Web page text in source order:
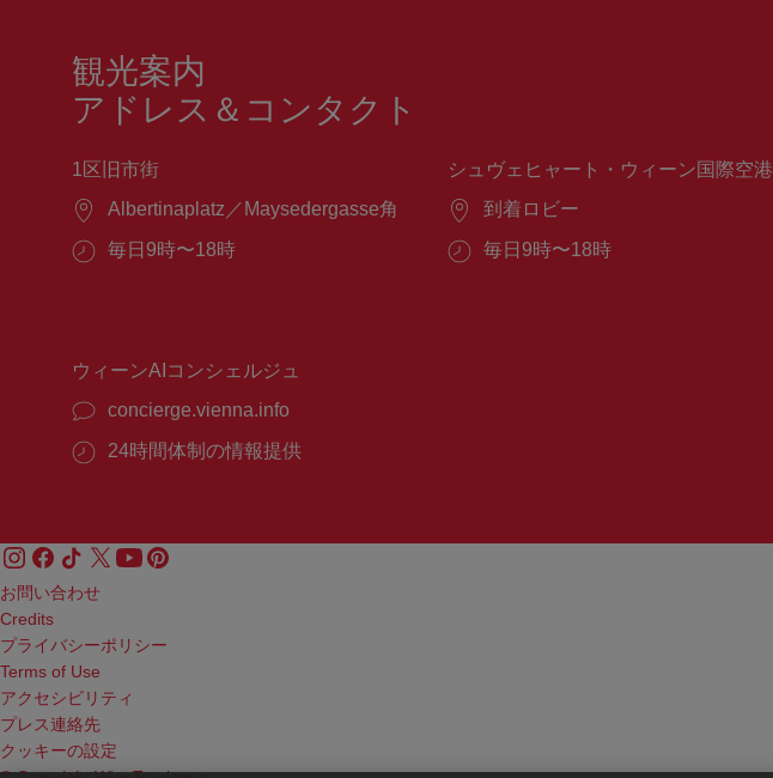
観光案内
アドレス＆コンタクト
1区旧市街
場
Albertinaplatz／Maysedergasse角
営
毎日9時〜18時
シュヴェヒャート・ウィーン国際空港
場
到着ロビー
営
毎日9時〜18時
ウィーンAIコンシェルジュ
concierge.vienna.info
24時間体制の情報提供
お問い合わせ
Credits
プライバシーポリシー
Terms of Use
アクセシビリティ
プレス連絡先
クッキーの設定